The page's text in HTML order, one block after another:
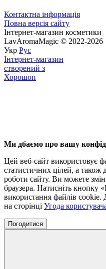
Контактна інформація
Повна версія сайту
Інтернет-магазин косметики
LavAromaMagic © 2022-2026
Укр Рус
Інтернет-магазин
створений з
Хорошоп
Ми дбаємо про вашу
Цей веб-сайт використовує
статистичних цілей, а також
роботи сайту. Ви можете
браузера. Натисніть кнопку
використання файлів
на сторінці Угода
Погодитися